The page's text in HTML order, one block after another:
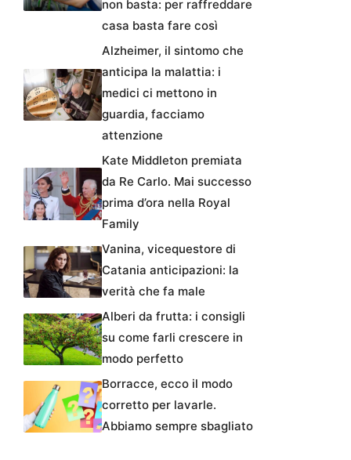
non basta: per raffreddare
casa basta fare così
Alzheimer, il sintomo che
anticipa la malattia: i
medici ci mettono in
guardia, facciamo
attenzione
Kate Middleton premiata
da Re Carlo. Mai successo
prima d’ora nella Royal
Family
Vanina, vicequestore di
Catania anticipazioni: la
verità che fa male
Alberi da frutta: i consigli
su come farli crescere in
modo perfetto
Borracce, ecco il modo
corretto per lavarle.
Abbiamo sempre sbagliato